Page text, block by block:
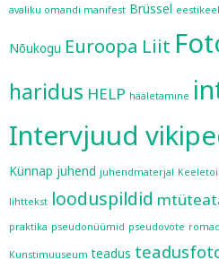
avaliku omandi manifest Brüssel
Nõukogu Euroopa Liit
haridus HELP hääletamine
Intervjuud
Künnap juhend juhendmaterjal
lihttekst looduspildid
praktika pseudonüümid pseudovote romad
Kunstimuuseum teadus